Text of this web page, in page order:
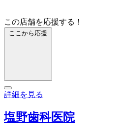
この店舗を応援する！
ここから応援
詳細を見る
塩野歯科医院